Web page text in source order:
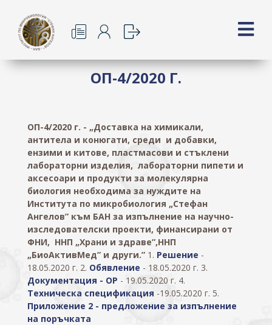
ОП-4/2020 Г.
ОП-4/2020 г. - „Доставка на химикали,
антитела и конюгати, среди и добавки,
ензими и китове, пластмасови и стъклени
лабораторни изделия, лабораторни пипети и
аксесоари и продукти за молекулярна
биология необходима за нуждите на
Института по микробиология „Стефан
Ангелов” към БАН за изпълнение на научно-
изследователски проекти, финансирани от
ФНИ, ННП „Храни и здраве”,ННП
„БиоАктивМед” и други.” 1. Решение -
18.05.2020 г. 2. Обявление - 18.05.2020 г. 3.
Документация - OP - 19.05.2020 г. 4.
Техническа спецификация -19.05.2020 г. 5.
Приложение 2 - предложение за изпълнение
на поръчката